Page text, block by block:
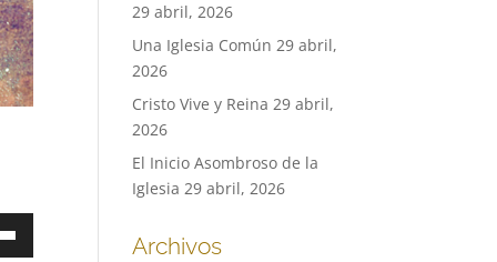
29 abril, 2026
Una Iglesia Común 29 abril,
2026
Cristo Vive y Reina 29 abril,
2026
El Inicio Asombroso de la
Iglesia 29 abril, 2026
Archivos